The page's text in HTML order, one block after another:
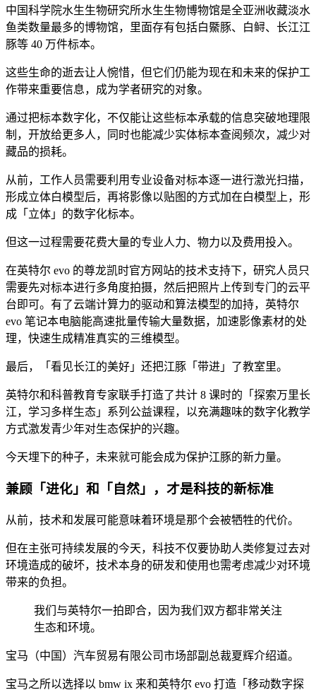
中国科学院水生生物研究所水生生物博物馆是全亚洲收藏淡水
鱼类数量最多的博物馆，里面存有包括白鱀豚、白鲟、长江江
豚等 40 万件标本。
这些生命的逝去让人惋惜，但它们仍能为现在和未来的保护工
作带来重要信息，成为学者研究的对象。
通过把标本数字化，不仅能让这些标本承载的信息突破地理限
制，开放给更多人，同时也能减少实体标本查阅频次，减少对
藏品的损耗。
从前，工作人员需要利用专业设备对标本逐一进行激光扫描，
形成立体白模型后，再将影像以贴图的方式加在白模型上，形
成「立体」的数字化标本。
但这一过程需要花费大量的专业人力、物力以及费用投入。
在英特尔 evo 的尊龙凯时官方网站的技术支持下，研究人员只
需要先对标本进行多角度拍摄，然后把照片上传到专门的云平
台即可。有了云端计算力的驱动和算法模型的加持，英特尔
evo 笔记本电脑能高速批量传输大量数据，加速影像素材的处
理，快速生成精准真实的三维模型。
最后，「看见长江的美好」还把江豚「带进」了教室里。
英特尔和科普教育专家联手打造了共计 8 课时的「探索万里长
江，学习多样生态」系列公益课程，以充满趣味的数字化教学
方式激发青少年对生态保护的兴趣。
今天埋下的种子，未来就可能会成为保护江豚的新力量。
兼顾「进化」和「自然」，才是科技的新标准
从前，技术和发展可能意味着环境是那个会被牺牲的代价。
但在主张可持续发展的今天，科技不仅要协助人类修复过去对
环境造成的破坏，技术本身的研发和使用也需考虑减少对环境
带来的负担。
我们与英特尔一拍即合，因为我们双方都非常关注
生态和环境。
宝马（中国）汽车贸易有限公司市场部副总裁夏辉介绍道。
宝马之所以选择以 bmw ix 来和英特尔 evo 打造「移动数字探